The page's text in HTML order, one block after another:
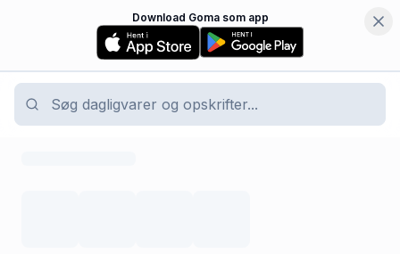
Download Goma som app